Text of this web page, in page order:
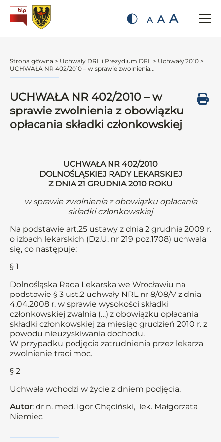
A A A
Strona główna > Uchwały DRL i Prezydium DRL > Uchwały 2010 >
UCHWAŁA NR 402/2010 – w sprawie zwolnienia...
UCHWAŁA NR 402/2010 – w
sprawie zwolnienia z obowiązku
opłacania składki członkowskiej
UCHWAŁA NR 402/2010
DOLNOŚLĄSKIEJ RADY LEKARSKIEJ
Z DNIA 21 GRUDNIA 2010 ROKU
w sprawie zwolnienia z obowiązku opłacania
składki członkowskiej
Na podstawie art.25 ustawy z dnia 2 grudnia 2009 r.
o izbach lekarskich (Dz.U. nr 219 poz.1708) uchwala
się, co następuje:
§ 1
Dolnośląska Rada Lekarska we Wrocławiu na
podstawie § 3 ust.2 uchwały NRL nr 8/08/V z dnia
4.04.2008 r. w sprawie wysokości składki
członkowskiej zwalnia (…) z obowiązku opłacania
składki członkowskiej za miesiąc grudzień 2010 r. z
powodu nieuzyskiwania dochodu.
W przypadku podjęcia zatrudnienia przez lekarza
zwolnienie traci moc.
§ 2
Uchwała wchodzi w życie z dniem podjęcia.
Autor: dr n. med. Igor Chęciński, lek. Małgorzata
Niemiec